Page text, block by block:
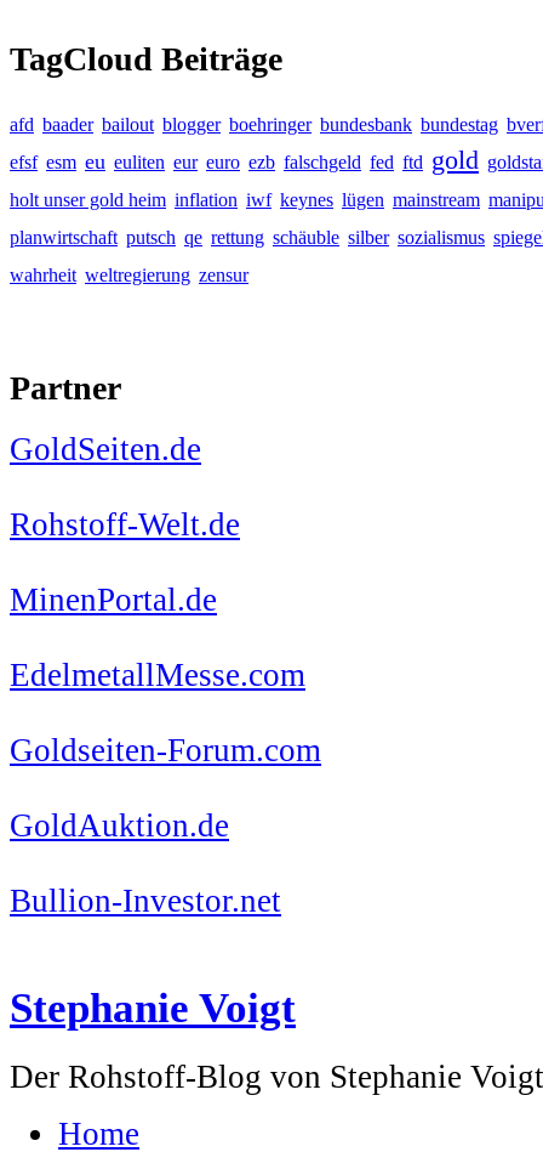
TagCloud Beiträge
afd baader bailout blogger boehringer bundesbank bundestag
efsf esm eu euliten eur euro ezb falschgeld fed ftd gold
holt unser gold heim inflation iwf keynes lügen mainstream
planwirtschaft putsch qe rettung schäuble silber sozialismus
wahrheit weltregierung zensur
Partner
GoldSeiten.de
Rohstoff-Welt.de
MinenPortal.de
EdelmetallMesse.com
Goldseiten-Forum.com
GoldAuktion.de
Bullion-Investor.net
Stephanie Voigt
Der Rohstoff-Blog von Stephanie Voigt
Home